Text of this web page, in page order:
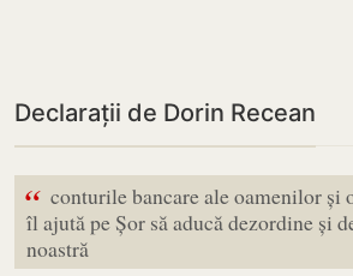
Declarații de Dorin Recean
“ conturile bancare ale oamenilor și
îl ajută pe Șor să aducă dezordine și
noastră